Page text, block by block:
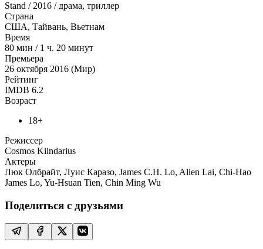
Stand / 2016 / драма, триллер
Страна
США, Тайвань, Вьетнам
Время
80 мин / 1 ч. 20 минут
Премьера
26 октября 2016 (Мир)
Рейтинг
IMDB 6.2
Возраст
18+
Режиссер
Cosmos Kiindarius
Актеры
Люк Олбрайт, Луис Каразо, James C.H. Lo, Allen Lai, Chi-Hao
James Lo, Yu-Hsuan Tien, Chin Ming Wu
Поделиться с друзьями